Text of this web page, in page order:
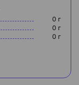
0 г
0 г
0 г